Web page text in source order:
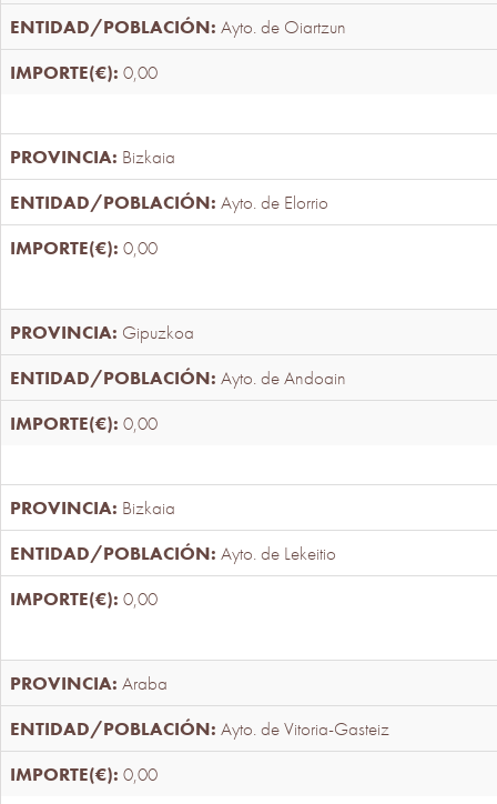
Ayto. de Oiartzun
0,00
Bizkaia
Ayto. de Elorrio
0,00
Gipuzkoa
Ayto. de Andoain
0,00
Bizkaia
Ayto. de Lekeitio
0,00
Araba
Ayto. de Vitoria-Gasteiz
0,00